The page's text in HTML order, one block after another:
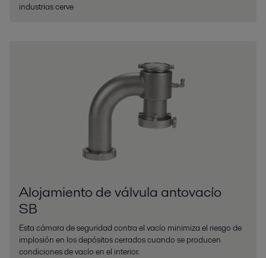
industrias cerve
Alojamiento de válvula antovacío
SB
Esta cámara de seguridad contra el vacío minimiza el riesgo de
implosión en los depósitos cerrados cuando se producen
condiciones de vacío en el interior.